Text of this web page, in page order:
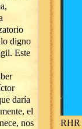
digno
Este
daría
el
nos
RHR